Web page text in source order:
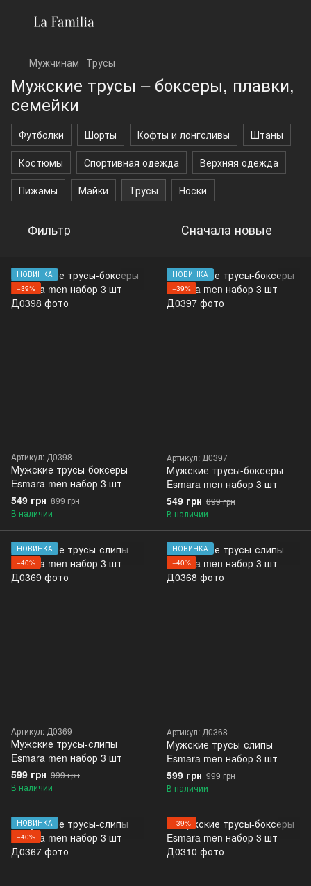
Мужчинам Трусы
Мужские трусы – боксеры, плавки,
семейки
Футболки Шорты Кофты и лонгсливы
Штаны
Костюмы
Спортивная одежда
Верхняя одежда
Пижамы
Майки Трусы Носки
Фильтр Сначала новые
НОВИНКА
−39%
Артикул: Д0398
Мужские трусы-боксеры
Esmara men набор 3 шт
549 грн 899 грн
В наличии
НОВИНКА
−39%
Артикул: Д0397
Мужские трусы-боксеры
Esmara men набор 3 шт
549 грн 899 грн
В наличии
НОВИНКА
−40%
Артикул: Д0369
Мужские трусы-слипы
Esmara men набор 3 шт
599 грн 999 грн
В наличии
НОВИНКА
−40%
Артикул: Д0368
Мужские трусы-слипы
Esmara men набор 3 шт
599 грн 999 грн
В наличии
НОВИНКА
−40%
−39%